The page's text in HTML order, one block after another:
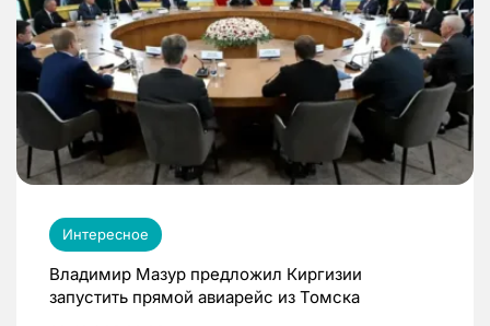
Интересное
Владимир Мазур предложил Киргизии
запустить прямой авиарейс из Томска